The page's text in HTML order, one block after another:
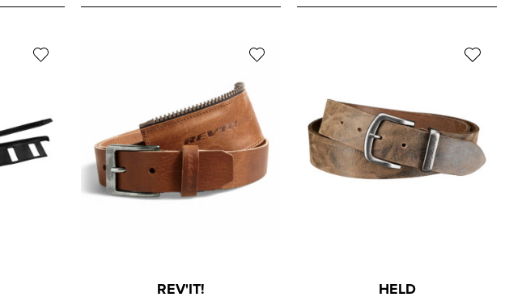
REV'IT!
HELD